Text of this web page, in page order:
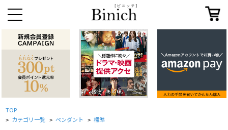
TOP
> カテゴリ一覧 > ペンダント > 標準